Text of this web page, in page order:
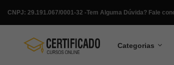
Tem Alguma Dúvida? Fale
CNPJ: 29.191.067/0001-32 -
Categorias